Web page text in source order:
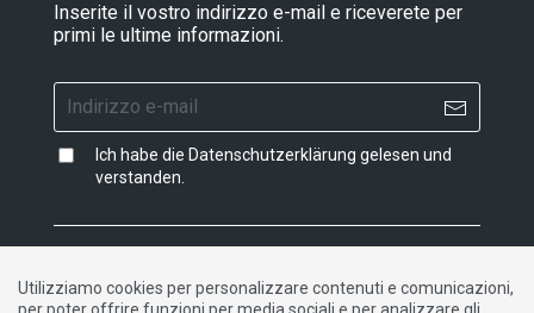
Inserite il vostro indirizzo e-mail e riceverete per
primi le ultime informazioni.
Ich habe die Datenschutzerklärung gelesen und
verstanden.
Contatto
Utilizziamo cookies per personalizzare contenuti e comunicazioni,